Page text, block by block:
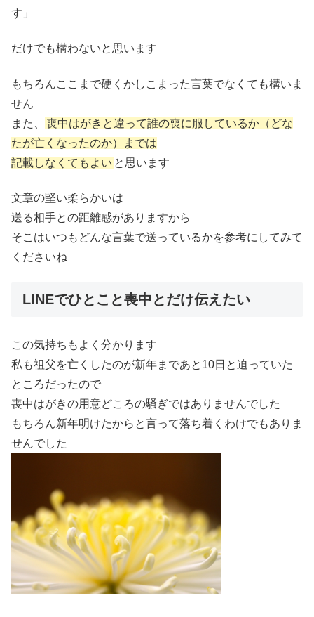
す」
だけでも構わないと思います
もちろんここまで硬くかしこまった言葉でなくても構いま
せん
また、
喪中はがきと違って誰の喪に服しているか（どな
たが亡くなったのか）までは
記載しなくてもよい と思います
文章の堅い柔らかいは
送る相手との距離感がありますから
そこはいつもどんな言葉で送っているかを参考にしてみて
くださいね
LINEでひとこと喪中とだけ伝えたい
この気持ちもよく分かります
私も祖父を亡くしたのが新年まであと10日と迫っていた
ところだったので
喪中はがきの用意どころの騒ぎではありませんでした
もちろん新年明けたからと言って落ち着くわけでもありま
せんでした